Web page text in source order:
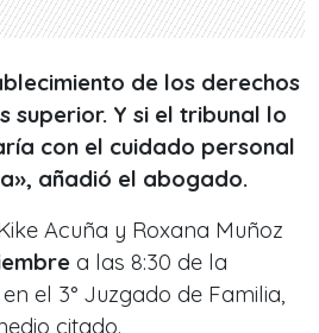
de los derechos
superior. Y si el tribunal lo
con el cuidado personal
añadió el abogado.
Acuña y Roxana Muñoz
a las 8:30 de la
el 3° Juzgado de Familia,
citado.